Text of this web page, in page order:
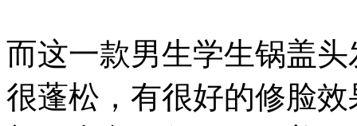
而这一款男生学生锅盖
很蓬松，有很好的修脸